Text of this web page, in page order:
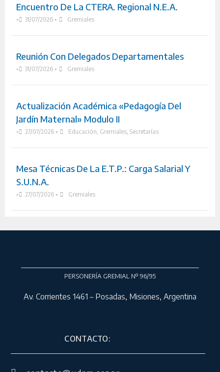
Encuentro De La CTERA. Regional N.E.A.
• 31/07/2026 • Gremiales
Reunión Con Delegados Departamentales
• 31/07/2026 • Gremiales
Actualización Académica «Pedagogía Del
Jardín Maternal» Modulo II
• 27/07/2026 • Educación Gremiales, Secretarías
Mesa Técnicas De La E.T.P.: Carga Salarial Y
S.U.N.A.
• 27/07/2026 • Gremiales
PERSONERÍA GREMIAL Nº 96/95
Av. Corrientes 1461 – Posadas, Misiones, Argentina
CONTACTO: